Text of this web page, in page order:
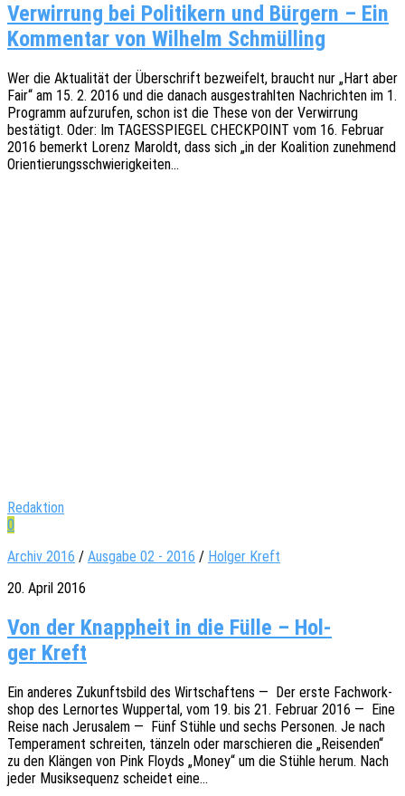
Ver­wir­rung bei Poli­ti­kern und Bür­gern – Ein
Kom­men­tar von Wil­helm Schmülling
Wer die Aktua­li­tät der Über­schrift bezwei­felt, braucht nur „Hart aber
Fair“ am 15. 2. 2016 und die danach ausge­strahl­ten Nach­rich­ten im 1.
Programm aufzu­ru­fen, schon ist die These von der Verwir­rung
bestä­tigt. Oder: Im TAGESSPIEGEL CHECKPOINT vom 16. Febru­ar
2016 bemerkt Lorenz Maroldt, dass sich „in der Koali­ti­on zuneh­mend
Orientierungsschwierigkeiten…
Redaktion
0
Archiv 2016 / Ausgabe 02 - 2016 / Holger Kreft
20. April 2016
Von der Knapp­heit in die Fülle – Hol­
ger Kreft
Ein ande­res Zukunfts­bild des Wirt­schaf­tens — Der erste Fach­work­
shop des Lern­or­tes Wupper­tal, vom 19. bis 21. Febru­ar 2016 — Eine
Reise nach Jeru­sa­lem — Fünf Stühle und sechs Perso­nen. Je nach
Tempe­ra­ment schrei­ten, tänzeln oder marschie­ren die „Reisen­den“
zu den Klän­gen von Pink Floyds „Money“ um die Stühle herum. Nach
jeder Musik­se­quenz schei­det eine…